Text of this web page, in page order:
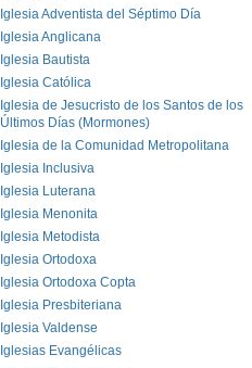
Iglesia Adventista del Séptimo Día
Iglesia Anglicana
Iglesia Bautista
Iglesia Católica
Iglesia de Jesucristo de los Santos de los
Últimos Días (Mormones)
Iglesia de la Comunidad Metropolitana
Iglesia Inclusiva
Iglesia Luterana
Iglesia Menonita
Iglesia Metodista
Iglesia Ortodoxa
Iglesia Ortodoxa Copta
Iglesia Presbiteriana
Iglesia Valdense
Iglesias Evangélicas